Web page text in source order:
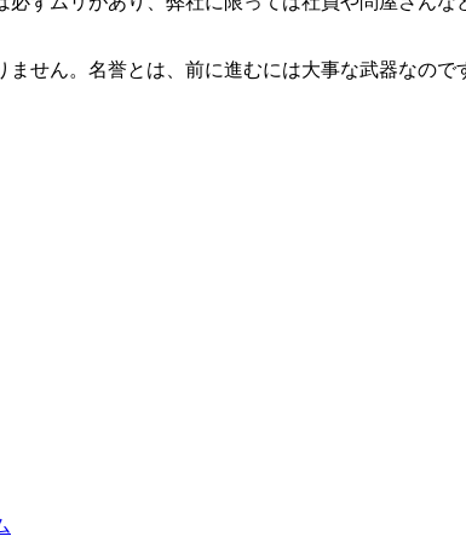
せん。名誉とは、前に進むには大事な武器なので